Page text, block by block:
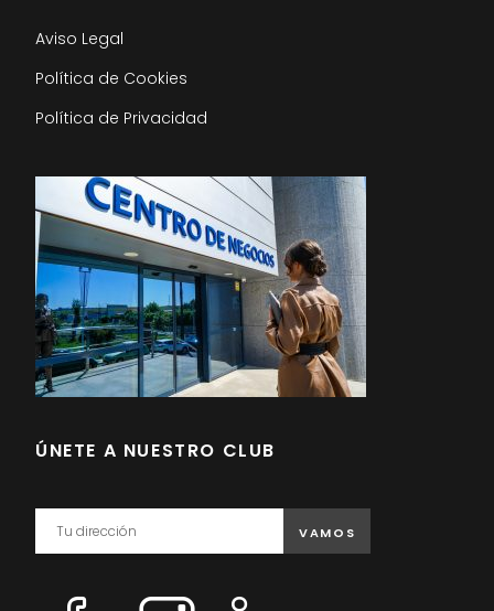
Aviso Legal
Política de Cookies
Política de Privacidad
ÚNETE A NUESTRO CLUB